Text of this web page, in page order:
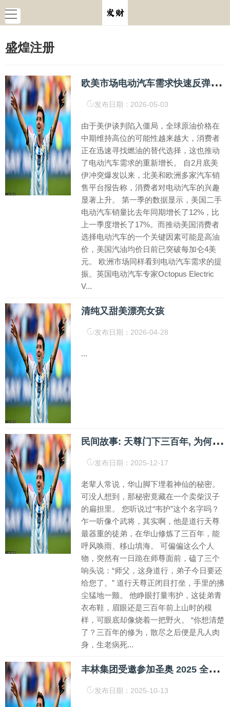
盛煌注册
欧
美市场电动汽车需求快速反弹 业内却谨慎认为难以长久
发布日期：2026-05-03
由于美伊谈判陷入僵局，全球原油价格在
中期维持高位的可能性越来越大，消费者
正在迅速寻找燃油的替代选择，这也推动
了电动汽车需求的重新增长。 自2月底美
伊冲突爆发以来，北美和欧洲多家汽车销
售平台报告称，消费者对电动汽车的兴趣
显著上升。 第一季的数据显示，美国二手
电动汽车销量比去年同期增长了12%，比
上一季度增长了17%。而推动美国消费者
选择电动汽车的一个关键因素可能是高油
价，美国汽油均价日前已突破每加仑4美
元。 欧洲市场同样看到电动汽车需求的提
振。英国电动汽车专家Octopus Electric
V...
清纯又甜美漂亮女孩
发布日期：2026-04-28
...
民
间故事: 天尊门下三百年, 为何韦护一夜散尽道行?
发布日期：2025-12-17
老辈人常说，华山脚下埋着神仙的秘密。
可没人想到，那秘密竟藏在一个卖柴汉子
的扁担里。 您听说过“韦护”这个名字吗？
乍一听像个武将，其实啊，他是道行天尊
最器重的徒弟，在华山修炼了三百年，能
呼风唤雨、移山填海。 可偏偏这么个人
物，突然有一日跪在师尊面前，磕了三个
响头说：“师父，这身道行，弟子今日要还
给您了。” 道行天尊正闭目打坐，手里的拂
尘猛地一颤。 他睁眼打量韦护，这徒弟青
衣布鞋，眉眼还是三百年前上山时的模
样，可眼底却像烧着一把野火。 “你想清楚
了？三百年的修为，散尽之后便是凡人肉
身，生老病死...
丰
林集团受邀参加圣奥 2025 全球合作伙伴大会，荣膺 “战略合作伙伴” 奖项
发布日期：2025-10-13